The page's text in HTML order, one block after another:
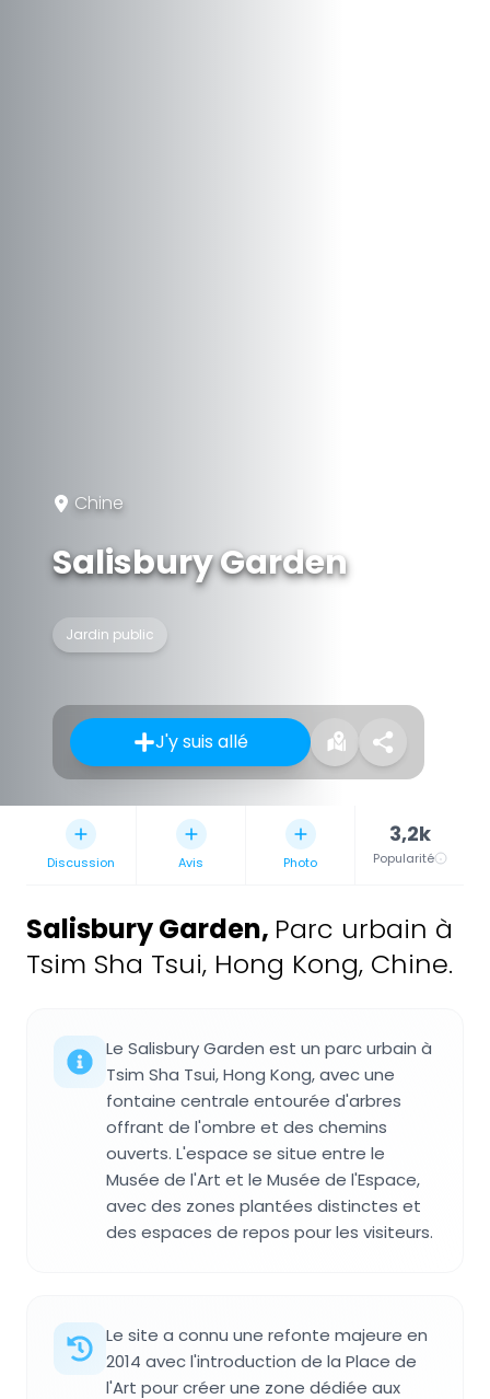
Chine
Salisbury Garden
Jardin public
J'y suis allé
Discussion Avis Photo
3,2k
Popularité
Salisbury Garden, Parc urbain à
Tsim Sha Tsui, Hong Kong, Chine.
Le Salisbury Garden est un parc urbain à
Tsim Sha Tsui, Hong Kong, avec une
fontaine centrale entourée d'arbres
offrant de l'ombre et des chemins
ouverts. L'espace se situe entre le
Musée de l'Art et le Musée de l'Espace,
avec des zones plantées distinctes et
des espaces de repos pour les visiteurs.
Le site a connu une refonte majeure en
2014 avec l'introduction de la Place de
l'Art pour créer une zone dédiée aux